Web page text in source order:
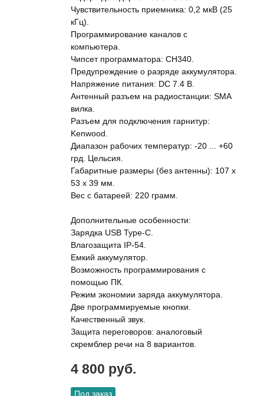
Чувствительность приемника: 0,2 мкВ (25
кГц).
Программирование каналов с
компьютера.
Чипсет программатора: CH340.
Предупреждение о разряде аккумулятора.
Напряжение питания: DC 7.4 В.
Антенный разъем на радиостанции: SMA
вилка.
Разъем для подключения гарнитур:
Kenwood.
Диапазон рабочих температур: -20 ... +60
грд. Цельсия.
Габаритные размеры (без антенны): 107 x
53 x 39 мм.
Вес с батареей: 220 грамм.
Дополнительные особенности:
Зарядка USB Type-C.
Влагозащита IP-54.
Емкий аккумулятор.
Возможность программирования с
помощью ПК.
Режим экономии заряда аккумулятора.
Две программируемые кнопки.
Качественный звук.
Защита переговоров: аналоговый
скремблер речи на 8 вариантов.
4 800 руб.
Под заказ